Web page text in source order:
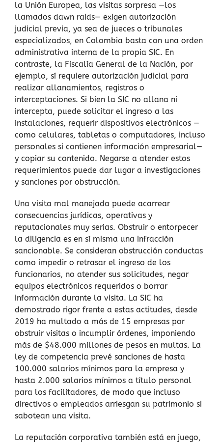
la Unión Europea, las visitas sorpresa —los
llamados dawn raids— exigen autorización
judicial previa, ya sea de jueces o tribunales
especializados, en Colombia basta con una orden
administrativa interna de la propia SIC. En
contraste, la Fiscalía General de la Nación, por
ejemplo, sí requiere autorización judicial para
realizar allanamientos, registros o
interceptaciones. Si bien la SIC no allana ni
intercepta, puede solicitar el ingreso a las
instalaciones, requerir dispositivos electrónicos —
como celulares, tabletas o computadores, incluso
personales si contienen información empresarial—
y copiar su contenido. Negarse a atender estos
requerimientos puede dar lugar a investigaciones
y sanciones por obstrucción.
Una visita mal manejada puede acarrear
consecuencias jurídicas, operativas y
reputacionales muy serias. Obstruir o entorpecer
la diligencia es en sí misma una infracción
sancionable. Se consideran obstrucción conductas
como impedir o retrasar el ingreso de los
funcionarios, no atender sus solicitudes, negar
equipos electrónicos requeridos o borrar
información durante la visita​. La SIC ha
demostrado rigor frente a estas actitudes, desde
2019 ha multado a más de 15 empresas por
obstruir visitas o incumplir órdenes, imponiendo
más de $48.000 millones de pesos en multas​. La
ley de competencia prevé sanciones de hasta
100.000 salarios mínimos para la empresa y
hasta 2.000 salarios mínimos a título personal
para los facilitadores​, de modo que incluso
directivos o empleados arriesgan su patrimonio si
sabotean una visita.
La reputación corporativa también está en juego,